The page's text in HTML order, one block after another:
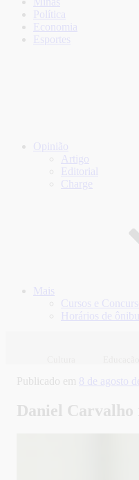
Política
Economia
Esportes
Opinião
Artigo
Editorial
Charge
Mais
Cursos e
Horários de
Publicado em 8 de agosto
Daniel